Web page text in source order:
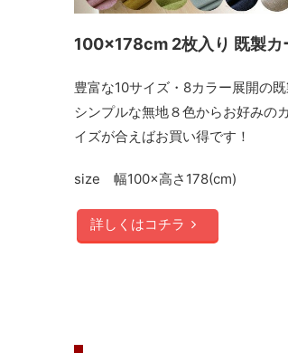
100x178cm 2枚入り 既製カ
豊富な10サイズ・8カラー展開の既
シンプルな無地８色からお好みの
イズが合えばお買い得です！
size 幅100×高さ178(cm)
詳しくはコチラ